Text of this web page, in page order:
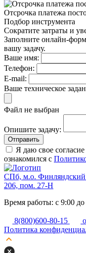
Отсрочка платежа
Подбор инструмента
Сократите затраты и
Заполните онлайн-
вашу задачу.
Ваше имя:
Телефон:
E-mail:
Ваше техническое
Файл не выбран
Опишите задачу:
Отправить
Я даю свое
ознакомился с
СПб, м.о. Финляндский
206, пом. 27-Н
Время работы: с 9:00 до
8(800)600-80-15
Политика